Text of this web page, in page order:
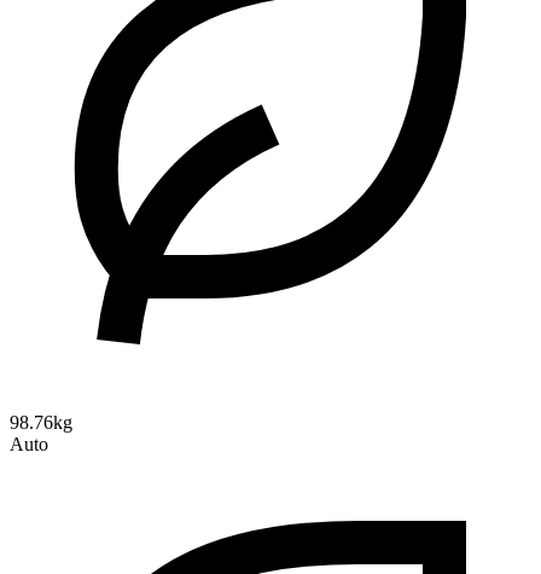
98.76kg
Auto